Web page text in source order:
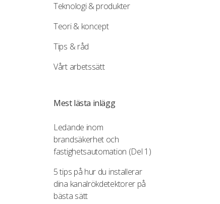
Teknologi & produkter
Teori & koncept
Tips & råd
Vårt arbetssätt
Mest lästa inlägg
Ledande inom
brandsäkerhet och
fastighetsautomation (Del 1)
5 tips på hur du installerar
dina kanalrökdetektorer på
bästa sätt